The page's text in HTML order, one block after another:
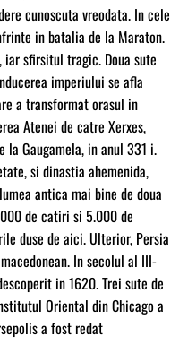
cunoscuta vreodata. In cele
in batalia de la Maraton.
sfirsitul tragic. Doua sute
imperiului se afla
a transformat orasul in
Atenei de catre Xerxes,
la Gaugamela, in anul 331 i.
si dinastia ahemenida,
antica mai bine de doua
de catiri si 5.000 de
duse de aici. Ulterior, Persia
In secolul al III-
in 1620. Trei sute de
Oriental din Chicago a
a fost redat